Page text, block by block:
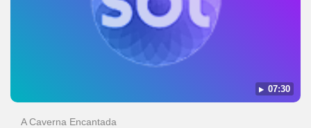
07:30
A Caverna Encantada